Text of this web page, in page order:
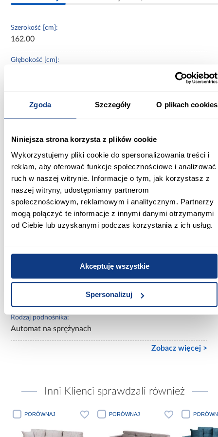
Zgoda Szczegóły O plikach cookies
Niniejsza strona korzysta z plików cookie
Wykorzystujemy pliki cookie do spersonalizowania treści i
reklam, aby oferować funkcje społecznościowe i analizować
ruch w naszej witrynie. Informacje o tym, jak korzystasz z
naszej witryny, udostępniamy partnerom
społecznościowym, reklamowym i analitycznym. Partnerzy
mogą połączyć te informacje z innymi danymi otrzymanymi
od Ciebie lub uzyskanymi podczas korzystania z ich usług.
Akceptuję wszystkie
Spersonalizuj
Szerokość [cm]:
162.00
Głębokość [cm]:
91.00
57.00
Szerokość pow. spania [cm]:
160.00
Długość pow. spania [cm]:
200.00
Materac w komplecie:
Rozmiar materaca [cm]:
Rodzaj podnośnika:
Automat na sprężynach
Zobacz więcej >
Inni Klienci sprawdzali również
PORÓWNAJ PORÓWNAJ